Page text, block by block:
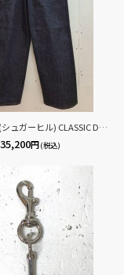
SUGARHILL(シュガーヒル) CLASSIC DENIM PANTS CLASS02
35,200円(税込)